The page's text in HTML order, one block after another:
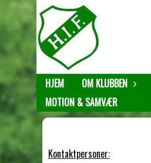
HJEM OM KLUBBEN
MOTION & SAMVÆR
Kontaktpersoner: